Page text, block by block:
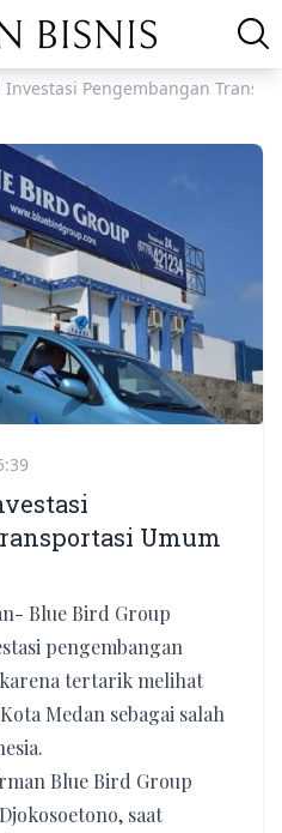
Investasi Pengembangan
Umum
Blue Bird Group
pengembangan
tertarik melihat
Medan sebagai salah
Blue Bird Group
saat